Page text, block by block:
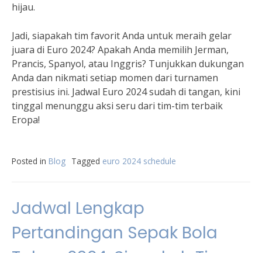
hijau.
Jadi, siapakah tim favorit Anda untuk meraih gelar
juara di Euro 2024? Apakah Anda memilih Jerman,
Prancis, Spanyol, atau Inggris? Tunjukkan dukungan
Anda dan nikmati setiap momen dari turnamen
prestisius ini. Jadwal Euro 2024 sudah di tangan, kini
tinggal menunggu aksi seru dari tim-tim terbaik
Eropa!
Posted in Blog Tagged euro 2024 schedule
Jadwal Lengkap
Pertandingan Sepak Bola